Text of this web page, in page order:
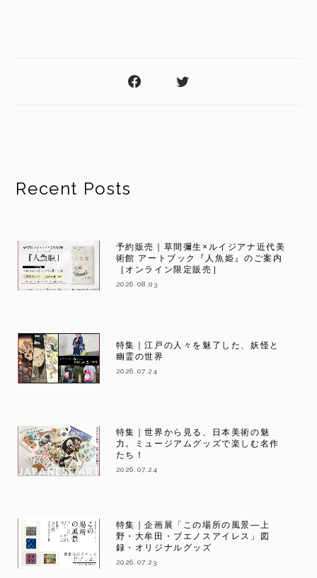
Recent Posts
予約販売｜草間彌生×ルイジアナ近代美
術館 アートブック『人魚姫』のご案内
［オンライン限定販売］
2026.08.03
特集｜江戸の人々を魅了した、妖怪と
幽霊の世界
2026.07.24
特集｜世界から見る、日本美術の魅
力。ミュージアムグッズで楽しむ名作
たち！
2026.07.24
特集｜企画展「この場所の風景―上
野・大牟田・ブエノスアイレス」図
録・オリジナルグッズ
2026.07.23